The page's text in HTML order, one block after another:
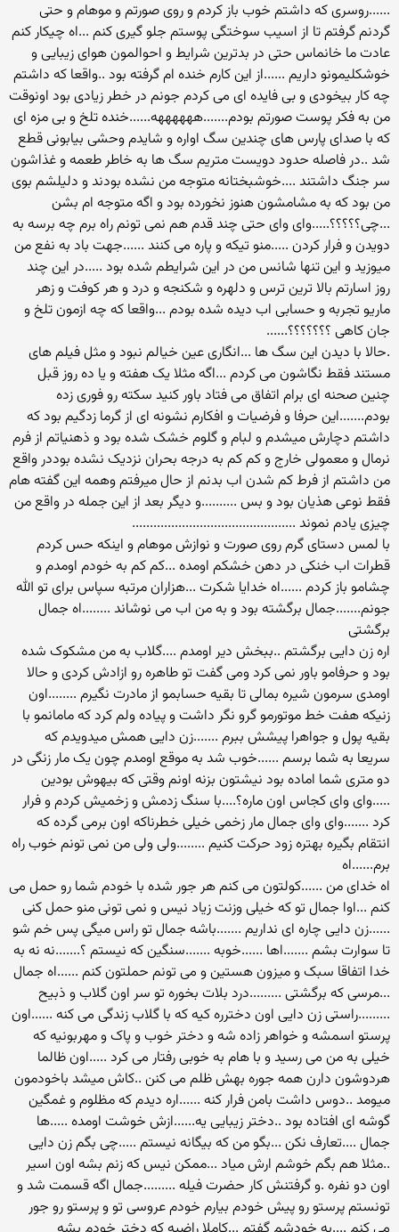
......روسری که داشتم خوب باز کردم و روی صورتم و موهام و حتی
گردنم گرفتم تا از اسیب سوختگی پوستم جلو گیری کنم ...اه چیکار کنم
عادت ما خانماس حتی در بدترین شرایط و احوالمون هوای زیبایی و
خوشکلیمونو داریم ......از این کارم خنده ام گرفته بود ..واقعا که داشتم
چه کار بیخودی و بی فایده ای می کردم جونم در خطر زیادی بود اونوقت
من به فکر پوست صورتم بودم.......ههههههه......خنده تلخ و بی مزه ای
که با صدای پارس های چندین سگ اواره و شایدم وحشی بیابونی قطع
شد ..در فاصله حدود دویست متریم سگ ها به خاطر طعمه و غذاشون
سر جنگ داشتند ....خوشبختانه متوجه من نشده بودند و دلیلشم بوی
من بود که به مشامشون هنوز نخورده بود و اگه متوجه ام بشن
...چی؟؟؟؟؟.....وای وای حتی چند قدم هم نمی تونم راه برم چه برسه به
دویدن و فرار کردن .....منو تیکه و پاره می کنند ......جهت باد به نفع من
میوزید و این تنها شانس من در این شرایطم شده بود .....در این چند
روز اسارتم بالا ترین ترس و دلهره و شکنجه و درد و هر کوفت و زهر
ماریو تجربه و حسابی اب دیده شده بودم ...واقعا که چه ازمون تلخ و
جان کاهی ؟؟؟؟؟؟؟......
.حالا با دیدن این سگ ها ...انگاری عین خیالم نبود و مثل فیلم های
مستند فقط نگاشون می کردم ...اگه مثلا یک هفته و یا ده روز قبل
چنین صحنه ای برام اتفاق می فتاد باور کنید سکته رو فوری زده
بودم.......این حرفا و فرضیات و افکارم نشونه ای از گرما زدگیم بود که
داشتم دچارش میشدم و لبام و گلوم خشک شده بود و ذهنیاتم از فرم
نرمال و معمولی خارج و کم کم به درجه بحران نزدیک نشده بوددر واقع
من داشتم از فرط کم شدن اب بدنم از حال میرفتم وهمه این گفته هام
فقط نوعی هذیان بود و بس ..........و دیگر بعد از این جمله در واقع من
چیزی یادم نموند ..............................................
با لمس دستای گرم روی صورت و نوازش موهام و اینکه حس کردم
قطرات اب خنکی در دهن خشکم اومده ...کم کم به خودم اومدم و
چشامو باز کردم ......اه خدایا شکرت ...هزاران مرتبه سپاس برای تو الله
جونم.......جمال برگشته بود و به من اب می نوشاند ........اه جمال
برگشتی
اره زن دایی برگشتم ..ببخش دیر اومدم ....گلاب به من مشکوک شده
بود و حرفامو باور نمی کرد ومی گفت تو طاهره رو ازادش کردی و حالا
اومدی سرمون شیره بمالی تا بقیه حسابمو از مادرت نگیرم ........اون
زنیکه هفت خط موتورمو گرو نگر داشت و پیاده ولم کرد که مامانمو با
بقیه پول و جواهرا پیشش ببرم .......زن دایی همش میدویدم که
سریعا به شما برسم ......خوب شد به موقع اومدم چون یک مار زنگی در
دو متری شما اماده بود نیشتون بزنه اونم وقتی که بیهوش بودین
.....وای وای کجاس اون ماره؟....با سنگ زدمش و زخمیش کردم و فرار
کرد .......وای وای جمال مار زخمی خیلی خطرناکه اون برمی گرده که
انتقام بگیره بهتره زود حرکت کنیم ........ولی ولی من نمی تونم خوب راه
برم......اه
اه خدای من ......کولتون می کنم هر جور شده با خودم شما رو حمل می
کنم ...اوا جمال تو که خیلی وزنت زیاد نیس و نمی تونی منو حمل کنی
......زن دایی چاره ای نداریم .......باشه جمال تو راس میگی پس خم شو
تا سوارت بشم .......اها ......خوبه .......سنگین که نیستم ؟.......نه نه به
خدا اتفاقا سبک و میزون هستین و می تونم حملتون کنم ......اه جمال
...مرسی که برگشتی .........درد بلات بخوره تو سر اون گلاب و ذبیح
.........راستی زن دایی اون دخترره کیه که با گلاب زندگی می کنه ......اون
پرستو اسمشه و خواهر زاده شه و دختر خوب و پاک و مهربونیه که
خیلی به من می رسید و با هام به خوبی رفتار می کرد .....اون ظالما
هردوشون دارن همه جوره بهش ظلم می کنن ..کاش میشد باخودمون
میومد ..دوس داشت بامن فرار کنه ......اره دیدم که مظلوم و غمگین
گوشه ای افتاده بود ..دختر زیبایی یه......ازش خوشت اومده .....ها
جمال ....تعارف نکن ...بگو من که بیگانه نیستم .....چی بگم زن دایی
..مثلا هم بگم خوشم ارش میاد ...ممکن نیس که زنم بشه اون اسیر
اون دو نفره .و گرفتنش کار حضرت فیله .........جمال اگه قسمت شد و
تونستم پرستو رو پیش خودم بیارم خودم عروسی تو و پرستو رو جور